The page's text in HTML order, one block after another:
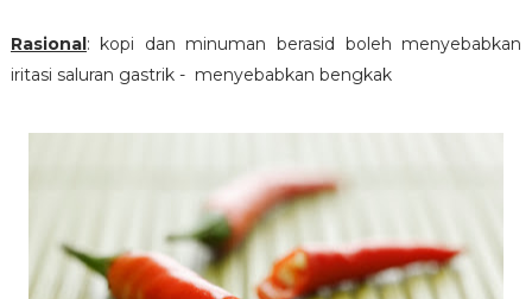
Rasional: kopi dan minuman berasid boleh menyebabkan
iritasi saluran gastrik - menyebabkan bengkak